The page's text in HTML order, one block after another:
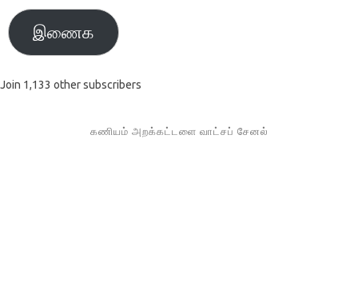
இணைக
Join 1,133 other subscribers
கணியம் அறக்கட்டளை வாட்சப் சேனல்